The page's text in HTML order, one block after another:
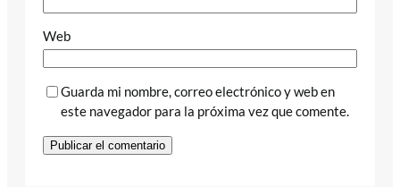
Web
Guarda mi nombre, correo electrónico y web en
este navegador para la próxima vez que comente.